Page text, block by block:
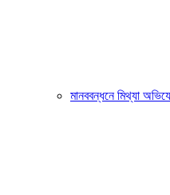
মানববন্ধনে মিথ্যা